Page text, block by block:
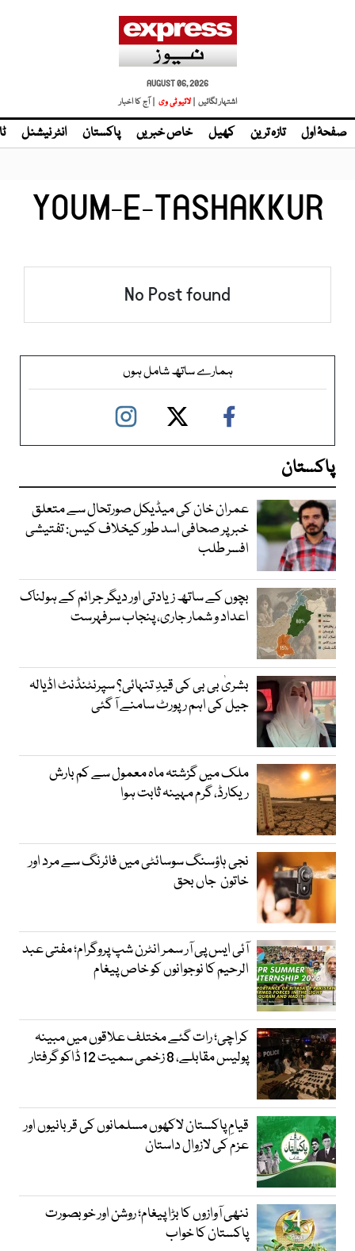
AUGUST 06, 2026
اشتہار لگائیں | لائیو ٹی وی | آج کا اخبار
صفحۂ اول تازہ ترین کھیل خاص خبریں پاکستان انٹر نیشنل
YOUM-E-TASHAKKUR
No Post found
ہمارے ساتھ شامل ہوں
پاکستان
عمران خان کی میڈیکل صورتحال سے متعلق
خبر پر صحافی اسد طور کیخلاف کیس: تفتیشی
افسر طلب
بچوں کے ساتھ زیادتی اور دیگر جرائم کے ہولناک
اعداد و شمار جاری، پنجاب سرفہرست
بشریٰ بی بی کی قیدِ تنہائی؟ سپرنٹنڈنٹ اڈیالہ
جیل کی اہم رپورٹ سامنے آ گئی
ملک میں گزشتہ ماہ معمول سے کم بارش
ریکارڈ، گرم مہینہ ثابت ہوا
نجی ہاؤسنگ سوسائٹی میں فائرنگ سے مرد اور
خاتون جاں بحق
آئی ایس پی آر سمر انٹرن شپ پروگرام؛ مفتی عبد
الرحیم کا نوجوانوں کو خاص پیغام
کراچی؛ رات گئے مختلف علاقوں میں مبینہ
پولیس مقابلے، 8 زخمی سمیت 12 ڈاکو گرفتار
قیامِ پاکستان لاکھوں مسلمانوں کی قربانیوں اور
عزم کی لازوال داستان
ننھی آوازوں کا بڑا پیغام؛ روشن اور خوبصورت
پاکستان کا خواب